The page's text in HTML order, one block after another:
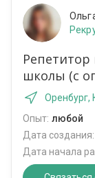
школы (с
Опыт: любой
Дата создания:
Дата начала